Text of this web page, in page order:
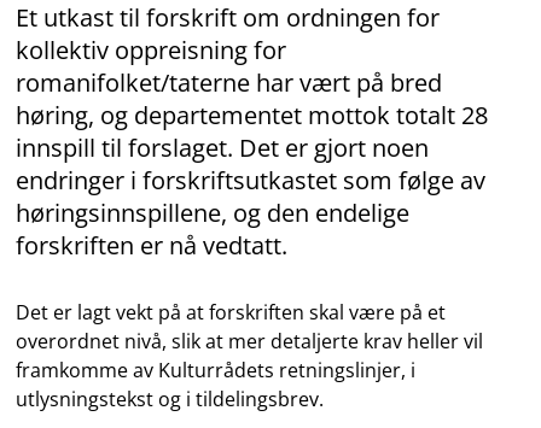
Et utkast til forskrift om ordningen for
kollektiv oppreisning for
romanifolket/taterne har vært på bred
høring, og departementet mottok totalt 28
innspill til forslaget. Det er gjort noen
endringer i forskriftsutkastet som følge av
høringsinnspillene, og den endelige
forskriften er nå vedtatt.
Det er lagt vekt på at forskriften skal være på et
overordnet nivå, slik at mer detaljerte krav heller vil
framkomme av Kulturrådets retningslinjer, i
utlysningstekst og i tildelingsbrev.